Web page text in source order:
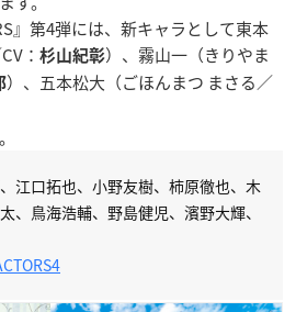
』第4弾には、新キャラとして東本
： 杉山紀彰）、霧山一（きりやま
）、五本松大（ごほんまつ まさる／
江口拓也、小野友樹、柿原徹也、木
、鳥海浩輔、野島健児、濱野大輝、